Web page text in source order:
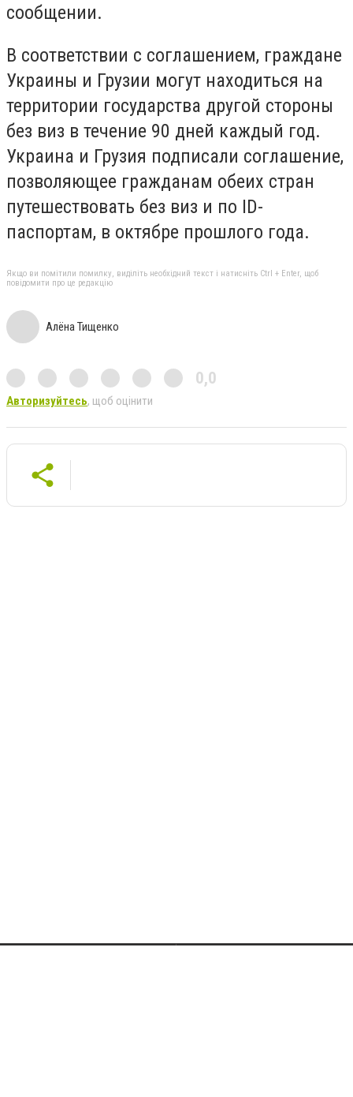
сообщении.
В соответствии с соглашением, граждане
Украины и Грузии могут находиться на
территории государства другой стороны
без виз в течение 90 дней каждый год.
Украина и Грузия подписали соглашение,
позволяющее гражданам обеих стран
путешествовать без виз и по ID-
паспортам, в октябре прошлого года.
Якщо ви помітили помилку, виділіть необхідний текст і натисніть Ctrl + Enter, щоб
повідомити про це редакцію
Алёна Тищенко
0,0
Авторизуйтесь, щоб оцінити